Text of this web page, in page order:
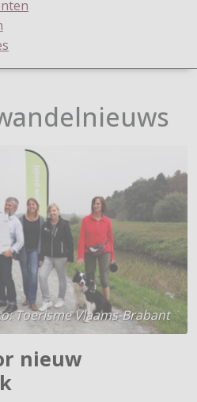
Toerisme Vlaams-Brabant
nieuw